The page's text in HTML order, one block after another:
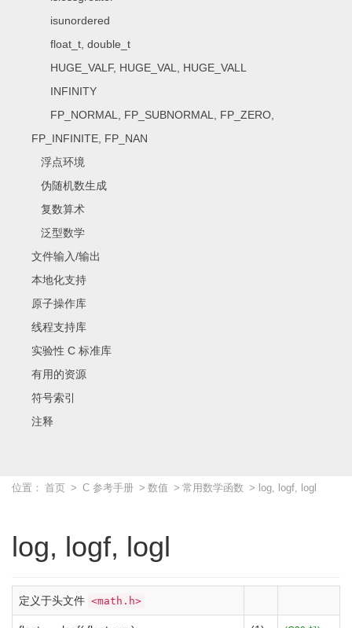
isunordered
float_t, double_t
HUGE_VALF, HUGE_VAL, HUGE_VALL
INFINITY
FP_NORMAL, FP_SUBNORMAL, FP_ZERO,
FP_INFINITE, FP_NAN
浮点环境
伪随机数生成
复数算术
泛型数学
文件输入/输出
本地化支持
原子操作库
线程支持库
实验性 C 标准库
有用的资源
符号索引
注释
位置： 首页 > C 参考手册 > 数值 > 常用数学函数 > log, logf, logl
log, logf, logl
定义于头文件 <math.h>